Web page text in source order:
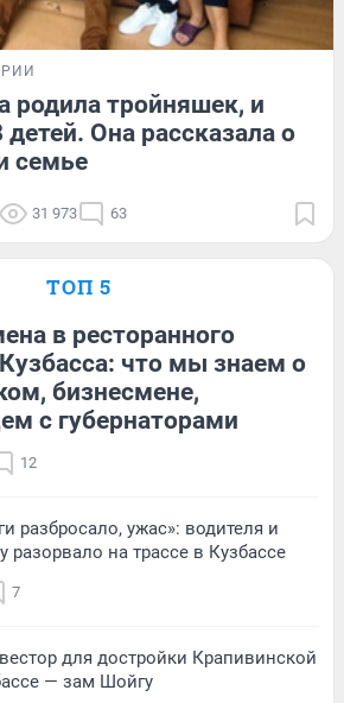
родила тройняшек, и
детей. Она рассказала о
семье
31 973 63
ТОП 5
в ресторанного
что мы знаем о
бизнесмене,
с губернаторами
12
разбросало, ужас»: водителя и
разорвало на трассе в Кузбассе
7
для достройки Крапивинской
— зам Шойгу